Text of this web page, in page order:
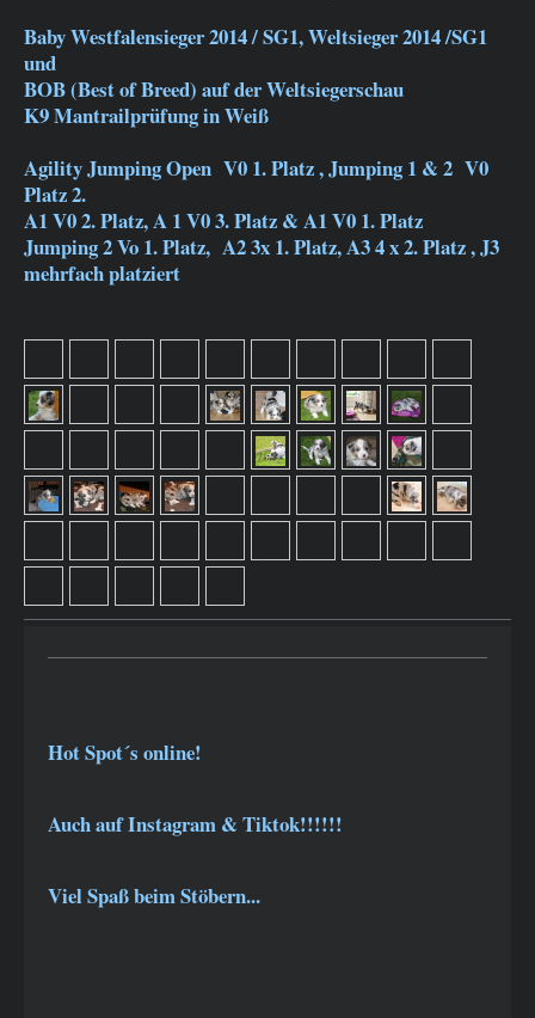
Baby Westfalensieger 2014 / SG1, Weltsieger 2014 /SG1
und
BOB (Best of Breed) auf der Weltsiegerschau
K9 Mantrailprüfung in Weiß
Agility Jumping Open V0 1. Platz , Jumping 1 & 2 V0
Platz 2.
A1 V0 2. Platz, A 1 V0 3. Platz & A1 V0 1. Platz
Jumping 2 Vo 1. Platz, A2 3x 1. Platz, A3 4 x 2. Platz , J3
mehrfach platziert
Hot Spot´s online!
Auch auf Instagram & Tiktok!!!!!!
Viel Spaß beim Stöbern...